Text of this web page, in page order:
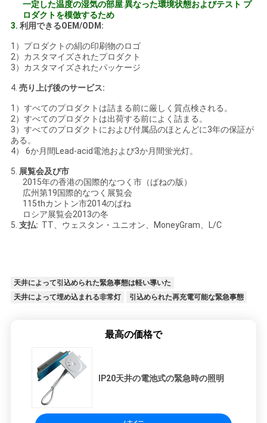
一定した温度の湿気の部屋:異なった環境状態およびテスト プ
ロダクトを模倣するため
3. 利用できるOEM/ODM:
1）プロダクトの絹の印刷物のロゴ
2）カスタマイズされたプロダクト
3）カスタマイズされたパッケージ
4. 売り上げ後のサービス:
1）すべてのプロダクトは詰まる前に厳しく質点検される。
2）すべてのプロダクトは出荷する前によく詰まる。
3）すべてのプロダクトにおよび付属品のほとんどに3年の保証が
ある。
4） 6か月間Lead-acid電池および3か月間蛍光灯。
5. 展覧会及び市
2015年の香港の国際的なつく市（ばねの版）
広州第19国際的なつく展覧会
115thカントン市2014のばね
ロシア展覧会2013の冬
5. 支払: TT、ウェスタン・ユニオン、MoneyGram、L/C
天井によって引込められた緊急事態は軽い導いた
天井によって埋め込まれる非常灯
引込められた再充電可能な緊急事態
最高の価格で
IP20天井の電池式の緊急時の照明